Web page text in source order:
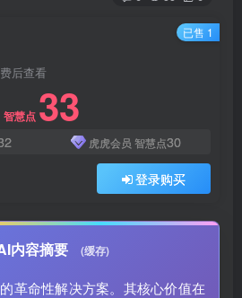
后查看
智慧点 33
虎虎会员 智慧点30
登录购买
已售 1
内容摘要 (缓存)
革命性解决方案。其核心价值在